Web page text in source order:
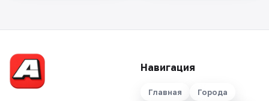
Навигация
Главная Города